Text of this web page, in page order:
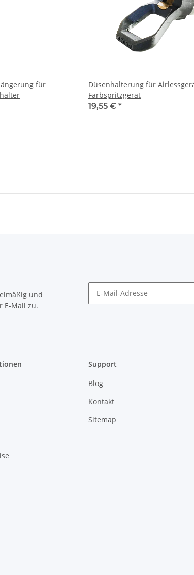
für
Düsenhalterung für
Farbspritzgerät
19,55 € *
und
E-Mail zu.
Support
Blog
Kontakt
Sitemap